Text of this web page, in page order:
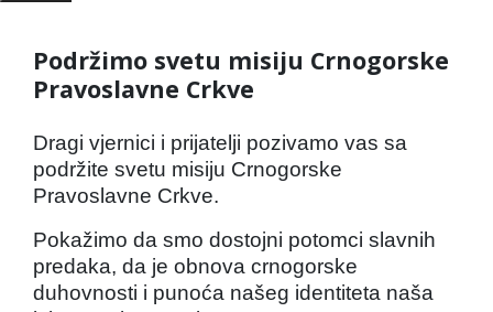
Podržimo svetu misiju Crnogorske
Pravoslavne Crkve
Dragi vjernici i prijatelji pozivamo vas sa
podržite svetu misiju Crnogorske
Pravoslavne Crkve.
Pokažimo da smo dostojni potomci slavnih
predaka, da je obnova crnogorske
duhovnosti i punoća našeg identiteta naša